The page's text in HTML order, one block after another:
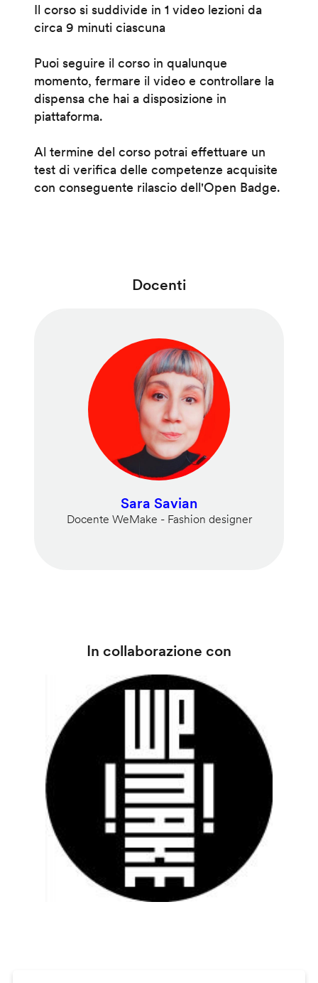
Il corso si suddivide in 1 video lezioni da
circa 9 minuti ciascuna
Puoi seguire il corso in qualunque
momento, fermare il video e controllare la
dispensa che hai a disposizione in
piattaforma.
Al termine del corso potrai effettuare un
test di verifica delle competenze acquisite
con conseguente rilascio dell'Open Badge.
Docenti
Sara Savian
Docente WeMake - Fashion designer
In collaborazione con